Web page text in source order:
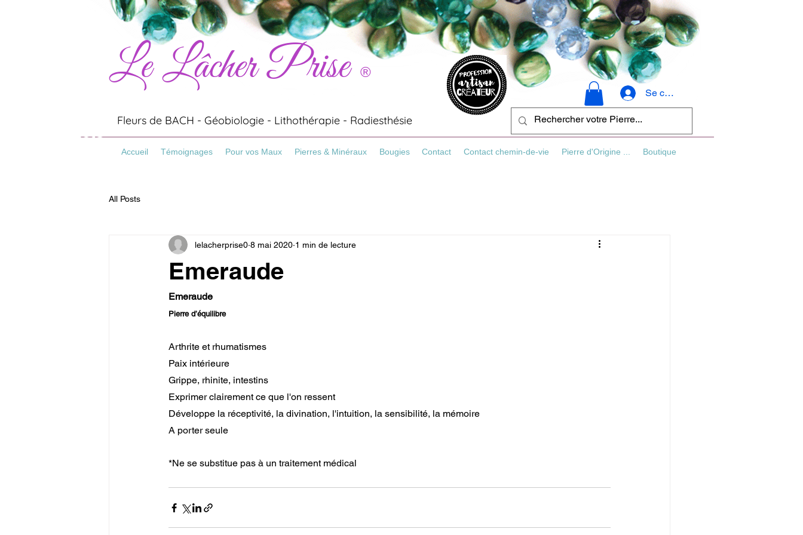
Le Lâcher Prise ®
Se connecter
Fleurs de BACH - Géobiologie - Lithothérapie - Radiesthésie
Pierre Naturelles
Accueil Témoignages Pour vos Maux Pierres & Minéraux Bougies Contact Contact chemin-de-vie Pierre d'Origine ... Boutique
All Posts
Emeraude
lelacherprise0 8 mai 2020 1 min de lecture
Emeraude
Pierre d’équilibre
Arthrite et rhumatismes
Paix intérieure
Grippe, rhinite, intestins
Exprimer clairement ce que l'on ressent
Développe la réceptivité, la divination, l'intuition, la sensibilité, la mémoire
A porter seule
*Ne se substitue pas à un traitement médical